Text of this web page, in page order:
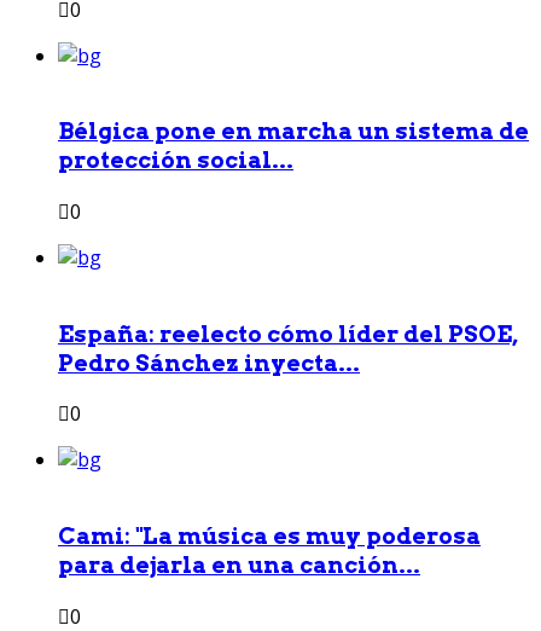
0
Bélgica pone en marcha un sistema de
protección social...
0
España: reelecto cómo líder del PSOE,
Pedro Sánchez inyecta...
0
Cami: "La música es muy poderosa
para dejarla en una canción...
0